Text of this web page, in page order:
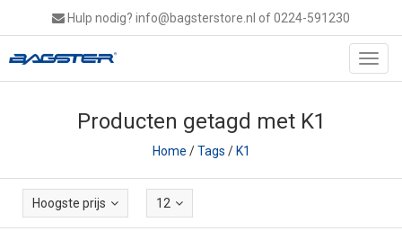
Hulp nodig? info@bagsterstore.nl of 0224-591230
Producten getagd met K1
Home /Tags /K1
Hoogste prijs 12